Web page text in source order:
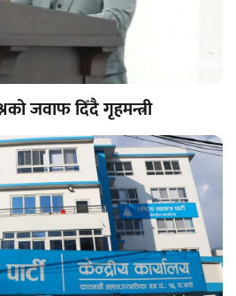
जवाफ दिँदै गृहमन्त्री